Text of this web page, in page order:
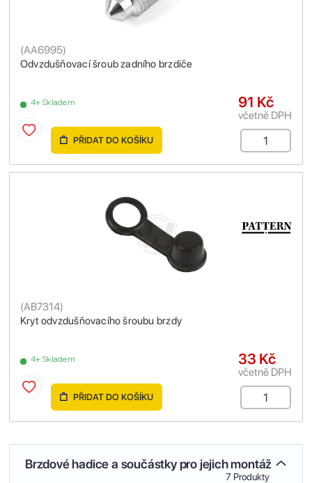
Odvzdušňovací šroub zadního brzdiče
(AA6995)
4+ Skladem 91 Kč
včetně DPH
PŘIDAT DO KOŠÍKU
Kryt odvzdušňovacího šroubu brzdy
(AB7314)
4+ Skladem 33 Kč
včetně DPH
PŘIDAT DO KOŠÍKU
Brzdové hadice a součástky pro jejich montáž
7 Produkty